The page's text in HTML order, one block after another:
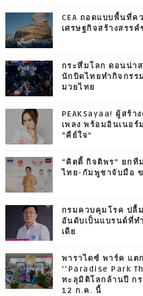
CEA ถอดแบบพื้นที่ค
เศรษฐกิจสร้างสรร
กระหึ่มโลก ดอนน่า
นักบิดไทยทำกิจกรร
มวยไทย
PEAKSayaa! ผู้สร้
เพลง พร้อมอินเนอร์
“คีย์ใจ”
“คิตตี้ กิจติพร” ยกที
ไทย-กัมพูชาจับมือ
กรมควบคุมโรค ปลื้
อันดับเป็นแบรนด์ที่ท
เดีย
พาราไดซ์ พาร์ค แต
‘‘Paradise Park
ทะลุมิติโลกล้านปี ก
12 ก.ค. นี้